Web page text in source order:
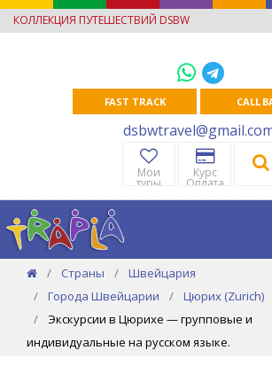
КОЛЛЕКЦИЯ ПУТЕШЕСТВИЙ DSBW
FAST TRACK CALL
Мои
туры
Курс
Оплата
Страны
Швейцария
Города Швейцарии
Цюрих (Zurich)
Экскурсии в Цюрихе — групповые и
индивидуальные на русском языке.